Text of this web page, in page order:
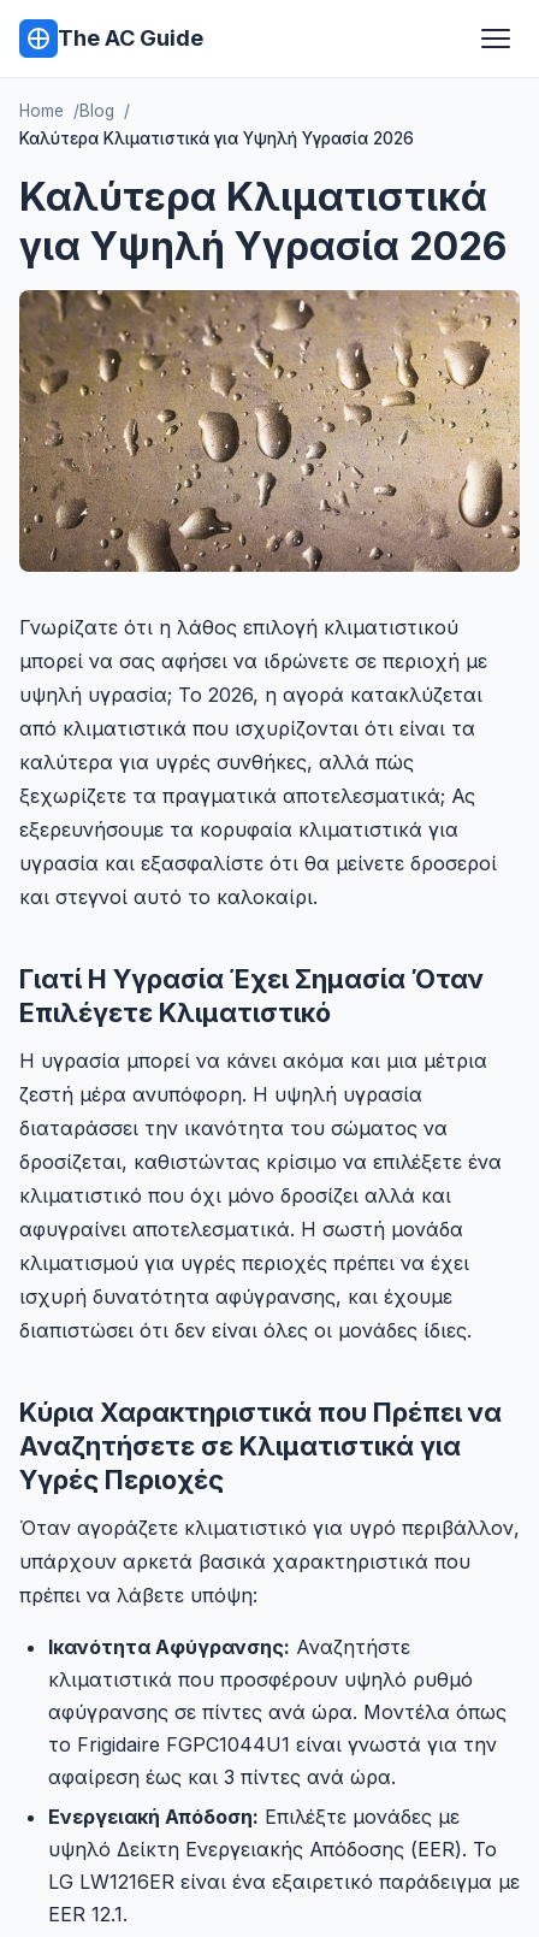
The AC Guide
Home
Blog
Καλύτερα Κλιματιστικά για Υψηλή Υγρασία 2026
Καλύτερα Κλιματιστικά
για Υψηλή Υγρασία 2026
Γνωρίζατε ότι η λάθος επιλογή κλιματιστικού
μπορεί να σας αφήσει να ιδρώνετε σε περιοχή με
υψηλή υγρασία; Το 2026, η αγορά κατακλύζεται
από κλιματιστικά που ισχυρίζονται ότι είναι τα
καλύτερα για υγρές συνθήκες, αλλά πώς
ξεχωρίζετε τα πραγματικά αποτελεσματικά; Ας
εξερευνήσουμε τα κορυφαία κλιματιστικά για
υγρασία και εξασφαλίστε ότι θα μείνετε δροσεροί
και στεγνοί αυτό το καλοκαίρι.
Γιατί Η Υγρασία Έχει Σημασία Όταν
Επιλέγετε Κλιματιστικό
Η υγρασία μπορεί να κάνει ακόμα και μια μέτρια
ζεστή μέρα ανυπόφορη. Η υψηλή υγρασία
διαταράσσει την ικανότητα του σώματος να
δροσίζεται, καθιστώντας κρίσιμο να επιλέξετε ένα
κλιματιστικό που όχι μόνο δροσίζει αλλά και
αφυγραίνει αποτελεσματικά. Η σωστή μονάδα
κλιματισμού για υγρές περιοχές πρέπει να έχει
ισχυρή δυνατότητα αφύγρανσης, και έχουμε
διαπιστώσει ότι δεν είναι όλες οι μονάδες ίδιες.
Κύρια Χαρακτηριστικά που Πρέπει να
Αναζητήσετε σε Κλιματιστικά για
Υγρές Περιοχές
Όταν αγοράζετε κλιματιστικό για υγρό περιβάλλον,
υπάρχουν αρκετά βασικά χαρακτηριστικά που
πρέπει να λάβετε υπόψη:
Ικανότητα Αφύγρανσης: Αναζητήστε
κλιματιστικά που προσφέρουν υψηλό ρυθμό
αφύγρανσης σε πίντες ανά ώρα. Μοντέλα όπως
το Frigidaire FGPC1044U1 είναι γνωστά για την
αφαίρεση έως και 3 πίντες ανά ώρα.
Ενεργειακή Απόδοση: Επιλέξτε μονάδες με
υψηλό Δείκτη Ενεργειακής Απόδοσης (EER). Το
LG LW1216ER είναι ένα εξαιρετικό παράδειγμα με
EER 12.1.